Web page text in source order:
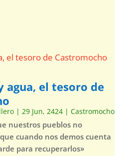
agua, el tesoro de
| 29 Jun, 2424| Castromocho
nuestros pueblos no
cuando nos demos cuenta
para recuperarlos»